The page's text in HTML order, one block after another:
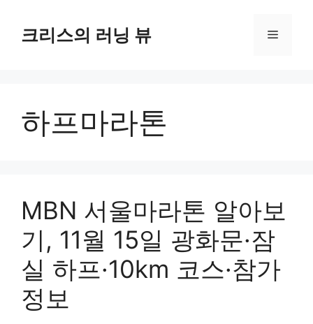
크리스의 러닝 뷰 메
하프마라톤
MBN 서울마라톤 알아보
기, 11월 15일 광화문·잠
실 하프·10km 코스·참가
정보